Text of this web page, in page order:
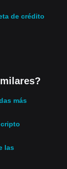
de crédito
más
las